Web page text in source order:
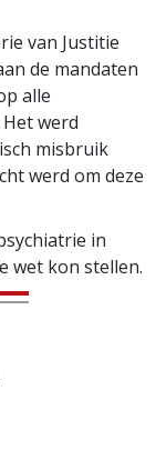
van Justitie
de mandaten
alle
werd
misbruik
werd om deze
in
wet kon stellen.